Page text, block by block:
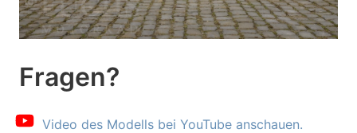
Fragen?
Video des Modells bei YouTube anschauen.